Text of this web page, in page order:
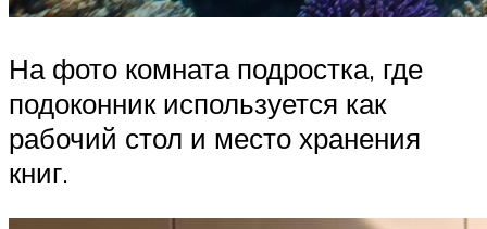
На фото комната подростка, где
подоконник используется как
рабочий стол и место хранения
книг.